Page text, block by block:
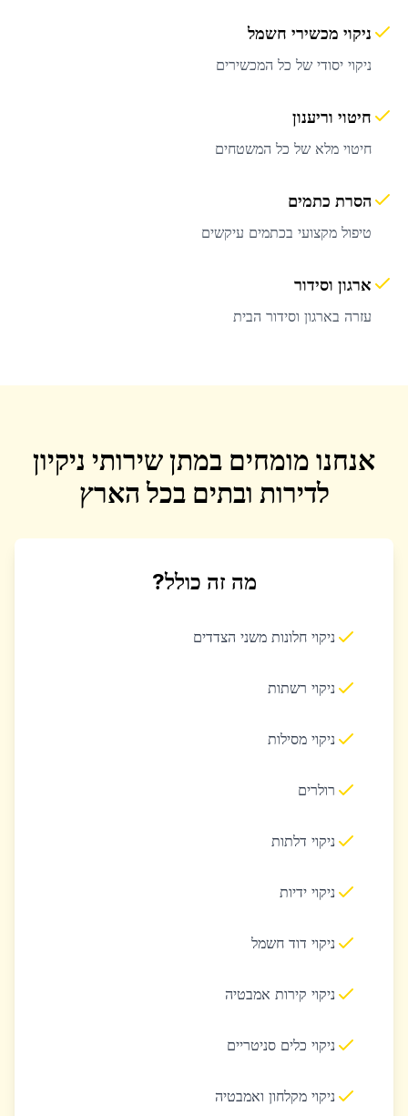
ניקוי מכשירי חשמל
ניקוי יסודי של כל המכשירים
חיטוי וריענון
חיטוי מלא של כל המשטחים
הסרת כתמים
טיפול מקצועי בכתמים עיקשים
ארגון וסידור
עזרה בארגון וסידור הבית
אנחנו מומחים במתן שירותי ניקיון
לדירות ובתים בכל הארץ
מה זה כולל?
ניקוי חלונות משני הצדדים
ניקוי רשתות
ניקוי מסילות
רולרים
ניקוי דלתות
ניקוי ידיות
ניקוי דוד חשמל
ניקוי קירות אמבטיה
ניקוי כלים סניטריים
ניקוי מקלחון ואמבטיה